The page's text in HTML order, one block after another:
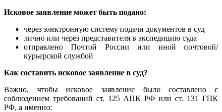
Исковое заявление может быть подано:
через электронную систему подачи документов в суд
лично или через представителя в экспедицию суда
отправлено Почтой России или иной почтовой/
курьерской службой
Как составить исковое заявление в суд?
Важно, чтобы исковое заявление было составлено с
соблюдением требований ст. 125 АПК РФ или ст. 131 ГПК
РФ, а именно: